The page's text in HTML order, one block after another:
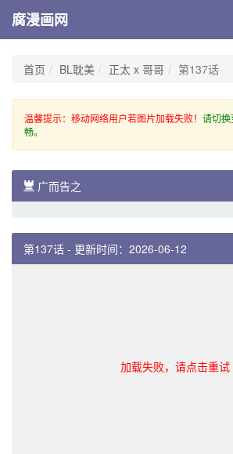
腐漫画网
首页 BL耽美 正太 x 哥哥 第137话
温馨提示：移动网络用户若图片加载失败！ 请切
畅。
广而告之
第137话 - 更新时间：2026-06-12
加载失败，请点击重试